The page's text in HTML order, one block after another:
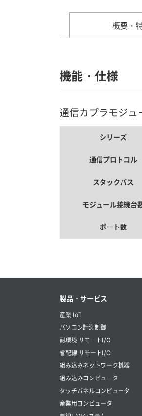
概要・
機能・仕様
通信カプラモジュ
シリーズ
通信プロトコル
スタックバス
モジュール接続台
ポート数
製品・サービス
産業 IoT
パソコン計測制御
耐環境 リモートI/O
省配線 リモートI/O
組み込みネットワーク機器
組み込みコンピュータ
タッチパネルコンピュータ
産業用コンピュータ